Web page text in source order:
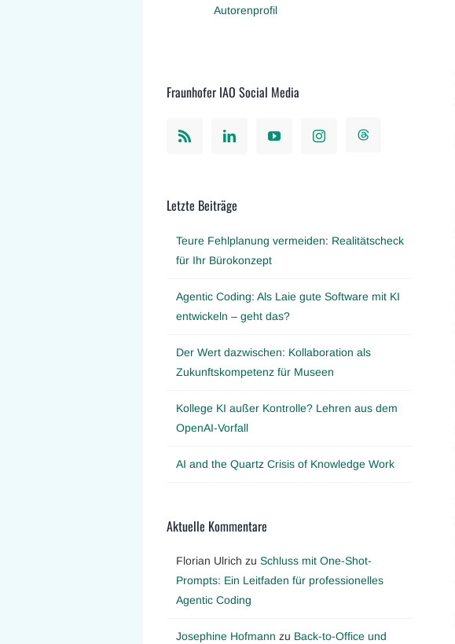
Autorenprofil
Fraunhofer IAO Social Media
Letzte Beiträge
Teure Fehlplanung vermeiden: Realitätscheck
für Ihr Bürokonzept
Agentic Coding: Als Laie gute Software mit KI
entwickeln – geht das?
Der Wert dazwischen: Kollaboration als
Zukunftskompetenz für Museen
Kollege KI außer Kontrolle? Lehren aus dem
OpenAI-Vorfall
AI and the Quartz Crisis of Knowledge Work
Aktuelle Kommentare
Florian Ulrich zu Schluss mit One-Shot-
Prompts: Ein Leitfaden für professionelles
Agentic Coding
Josephine Hofmann zu Back-to-Office und